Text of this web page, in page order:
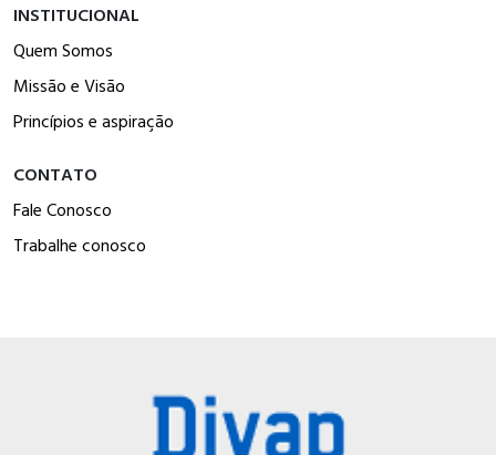
INSTITUCIONAL
Quem Somos
Missão e Visão
Princípios e aspiração
CONTATO
Fale Conosco
Trabalhe conosco